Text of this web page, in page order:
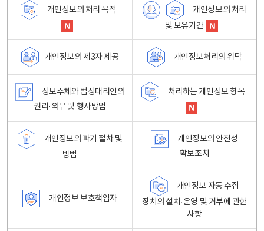
개인정보의 처리 목적
개인정보의 처리
및 보유기간
개인정보의 제3자 제공 개인정보처리의 위탁
정보주체와 법정대리인의
권리·의무 및 행사방법
처리하는 개인정보 항목
개인정보의 파기 절차 및
방법
개인정보의 안전성
확보조치
개인정보 보호책임자
개인정보 자동 수집
장치의 설치·운영 및 거부에 관한
사항